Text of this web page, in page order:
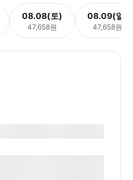
08.08(토)
47,658원
08.09(일)
47,658원